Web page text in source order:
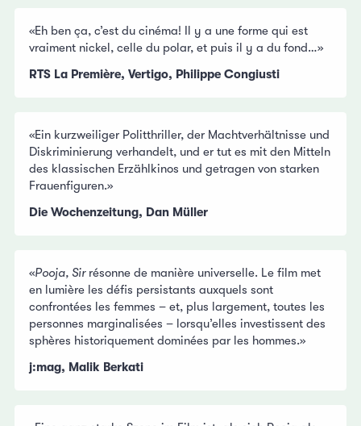
«Eh ben ça, c’est du cinéma! Il y a une forme qui est
vraiment nickel, celle du polar, et puis il y a du fond…»
RTS La Première, Vertigo, Philippe Congiusti
«Ein kurzweiliger Politthriller, der Machtverhältnisse und
Diskriminierung verhandelt, und er tut es mit den Mitteln
des klassischen Erzählkinos und getragen von starken
Frauenfiguren.»
Die Wochenzeitung, Dan Müller
«Pooja, Sirrésonne de manière universelle. Le film met
en lumière les défis persistants auxquels sont
confrontées les femmes – et, plus largement, toutes les
personnes marginalisées – lorsqu’elles investissent des
sphères historiquement dominées par les hommes.»
j:mag, Malik Berkati